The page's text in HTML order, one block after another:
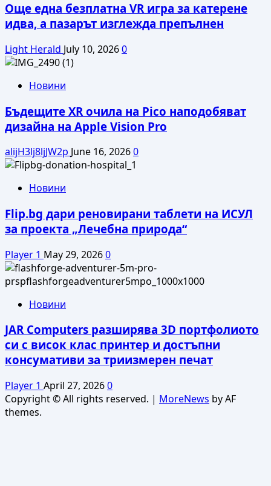
Още една безплатна VR игра за катерене
идва, а пазарът изглежда препълнен
Light Herald July 10, 20260
Новини
Бъдещите XR очила на Pico наподобяват
дизайна на Apple Vision Pro
alijH3lj8ljJW2p June 16, 20260
Новини
Flip.bg дари реновирани таблети на ИСУЛ
за проекта „Лечебна природа“
Player 1 May 29, 20260
Новини
JAR Computers разширява 3D портфолиото
си с висок клас принтер и достъпни
консумативи за триизмерен печат
Player 1 April 27, 20260
Copyright © All rights reserved. | MoreNews by AF
themes.